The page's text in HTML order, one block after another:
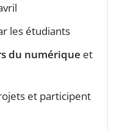
les étudiants
du numérique et
et participent